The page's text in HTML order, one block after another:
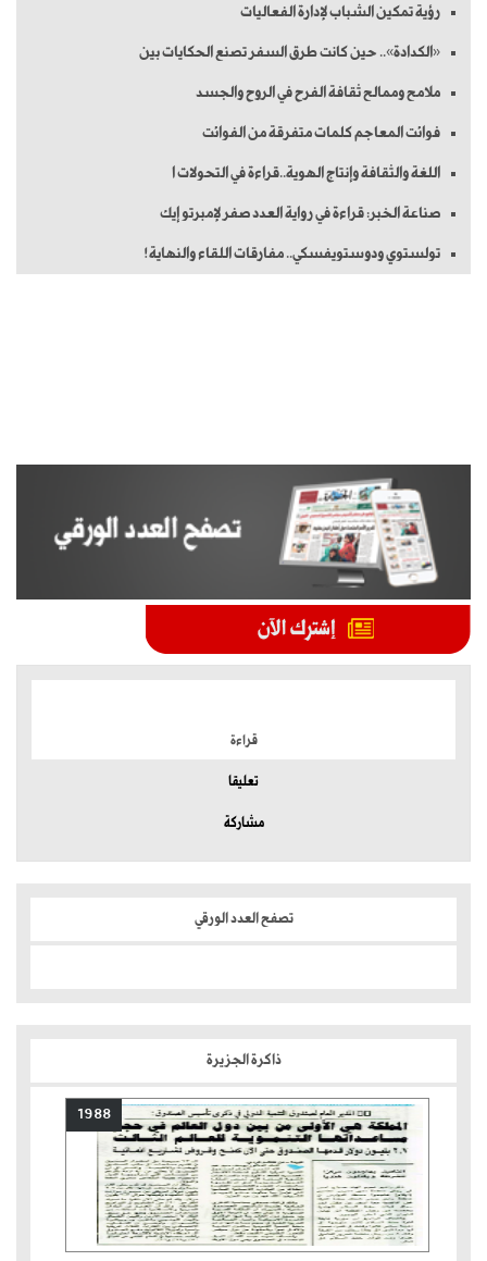
رؤية تمكين الشباب لإدارة الفعاليات
«الكدادة».. حين كانت طرق السفر تصنع الحكايات بين
ملامح وممالح ثقافة الفرح في الروح والجسد
فوائت المعاجم كلمات متفرقة من الفوائت
اللغة والثقافة وإنتاج الهوية..قراءة في التحولات ا
صناعة الخبر: قراءة في رواية العدد صفر لإمبرتو إيك
تولستوي ودوستويفسكي.. مفارقات اللقاء والنهاية!
قراءة
تعليقا
مشاركة
تصفح العدد الورقي
ذاكرة الجزيرة
1988